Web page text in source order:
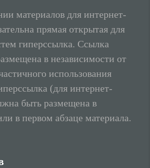
материалов для интернет-
прямая открытая для
гиперссылка. Ссылка
в независимости от
использования
(для интернет-
быть размещена в
в первом абзаце материала.